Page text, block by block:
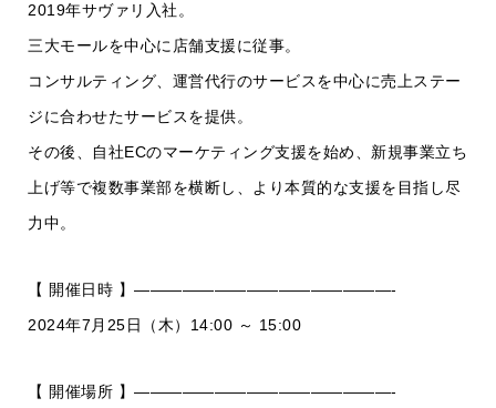
2019年サヴァリ入社。
三大モールを中心に店舗支援に従事。
コンサルティング、運営代行のサービスを中心に売上ステー
ジに合わせたサービスを提供。
その後、自社ECのマーケティング支援を始め、新規事業立ち
上げ等で複数事業部を横断し、より本質的な支援を目指し尽
力中。
【 開催日時 】————————————————-
2024年7月25日（木）14:00 ～ 15:00
【 開催場所 】————————————————-